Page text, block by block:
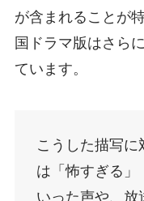
が含まれることが
国ドラマ版はさら
ています。
こうした描写に
は「怖すぎる」
いった声や、放